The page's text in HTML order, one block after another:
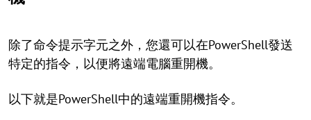
除了命令提示字元之外，您還可以在PowerShell發送
特定的指令，以便將遠端電腦重開機。
以下就是PowerShell中的遠端重開機指令。